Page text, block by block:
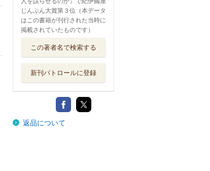
じんぶん大賞第３位（本データ
はこの書籍が刊行された当時に
掲載されていたものです）
この著者名で検索する
新刊パトロールに登録
返品について